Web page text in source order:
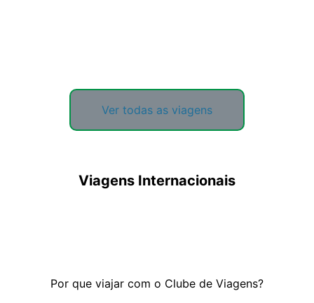
Ver todas as viagens
Viagens Internacionais
Por que viajar com o Clube de Viagens?